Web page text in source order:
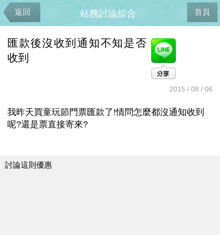
返回 首頁
站務討論綜合
匯款後沒收到通知不知是否
收到
2015 / 08 / 06
我昨天買童玩節門票匯款了!情問怎麼都沒通知收到
呢?還是票直接寄來?
討論這則優惠